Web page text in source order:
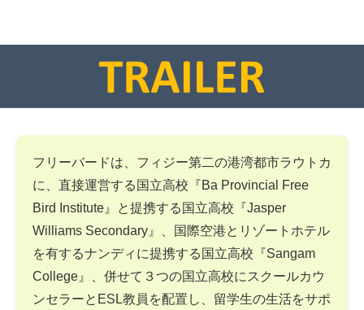
フリーバードは、フィジー第二の港湾都市ラウトカ
に、直接運営する国立高校『Ba Provincial Free
Bird Institute』と提携する国立高校『Jasper
Williams Secondary』、国際空港とリゾートホテル
を有するナンディに提携する国立高校『Sangam
College』、併せて３つの国立高校にスクールカウ
ンセラーとESL教員を配置し、留学生の生活をサポ